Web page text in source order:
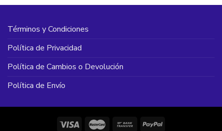
C$202.50
Términos y Condiciones
Política de Privacidad
Política de Cambios o Devolución
Política de Envío